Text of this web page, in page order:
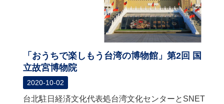
「おうちで楽しもう台湾の博物館」第2回 国
立故宮博物院
2020-10-02
台北駐日経済文化代表処台湾文化センターとSNET